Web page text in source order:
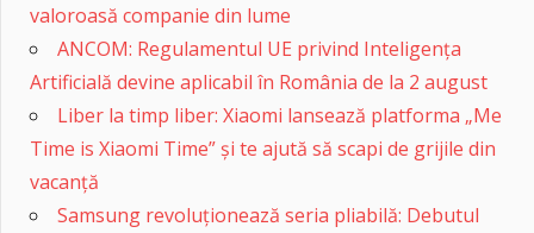
valoroasă companie din lume
ANCOM: Regulamentul UE privind Inteligența
Artificială devine aplicabil în România de la 2 august
Liber la timp liber: Xiaomi lansează platforma „Me
Time is Xiaomi Time” și te ajută să scapi de grijile din
vacanță
Samsung revoluționează seria pliabilă: Debutul